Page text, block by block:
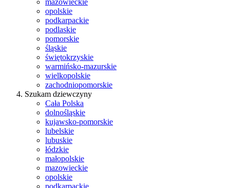
mazowieckie
opolskie
podkarpackie
podlaskie
pomorskie
śląskie
świętokrzyskie
warmińsko-mazurskie
wielkopolskie
zachodniopomorskie
Szukam dziewczyny
Cała Polska
dolnośląskie
kujawsko-pomorskie
lubelskie
lubuskie
łódzkie
małopolskie
mazowieckie
opolskie
podkarpackie